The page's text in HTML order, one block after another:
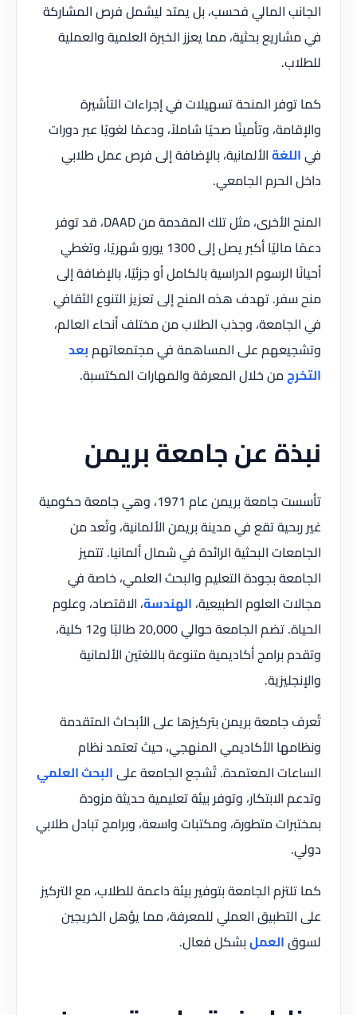
الجانب المالي فحسب، بل يمتد ليشمل فرص المشاركة
في مشاريع بحثية، مما يعزز الخبرة العلمية والعملية
للطلاب.
كما توفر المنحة تسهيلات في إجراءات التأشيرة
والإقامة، وتأمينًا صحيًا شاملاً، ودعمًا لغويًا عبر دورات
فياللغةالألمانية، بالإضافة إلى فرص عمل طلابي
داخل الحرم الجامعي.
المنح الأخرى، مثل تلك المقدمة من DAAD، قد توفر
دعمًا ماليًا أكبر يصل إلى 1300 يورو شهريًا، وتغطي
أحيانًا الرسوم الدراسية بالكامل أو جزئيًا، بالإضافة إلى
منح سفر. تهدف هذه المنح إلى تعزيز التنوع الثقافي
في الجامعة، وجذب الطلاب من مختلف أنحاء العالم،
وتشجيعهم على المساهمة في مجتمعاتهمبعد
التخرجمن خلال المعرفة والمهارات المكتسبة.
نبذة عن جامعة بريمن
تأسست جامعة بريمن عام 1971، وهي جامعة حكومية
غير ربحية تقع في مدينة بريمن الألمانية، وتُعد من
الجامعات البحثية الرائدة في شمال ألمانيا. تتميز
الجامعة بجودة التعليم والبحث العلمي، خاصة في
مجالات العلوم الطبيعية،الهندسة، الاقتصاد، وعلوم
الحياة. تضم الجامعة حوالي 20,000 طالبًا و12 كلية،
وتقدم برامج أكاديمية متنوعة باللغتين الألمانية
والإنجليزية.
تُعرف جامعة بريمن بتركيزها على الأبحاث المتقدمة
ونظامها الأكاديمي المنهجي، حيث تعتمد نظام
الساعات المعتمدة. تُشجع الجامعة علىالبحث العلمي
وتدعم الابتكار، وتوفر بيئة تعليمية حديثة مزودة
بمختبرات متطورة، ومكتبات واسعة، وبرامج تبادل طلابي
دولي.
كما تلتزم الجامعة بتوفير بيئة داعمة للطلاب، مع التركيز
على التطبيق العملي للمعرفة، مما يؤهل الخريجين
لسوقالعملبشكل فعال.